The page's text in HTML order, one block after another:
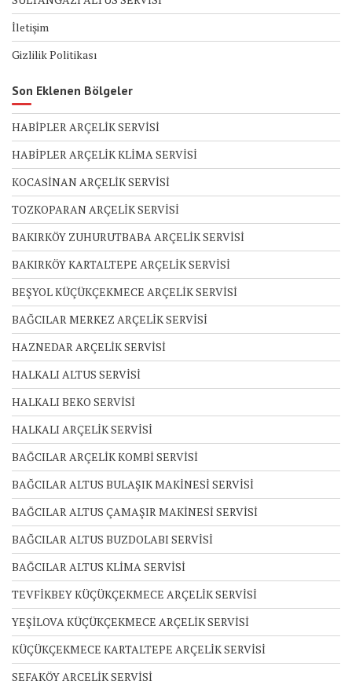
İletişim
Gizlilik Politikası
Son Eklenen Bölgeler
HABİPLER ARÇELİK SERVİSİ
HABİPLER ARÇELİK KLİMA SERVİSİ
KOCASİNAN ARÇELİK SERVİSİ
TOZKOPARAN ARÇELİK SERVİSİ
BAKIRKÖY ZUHURUTBABA ARÇELİK SERVİSİ
BAKIRKÖY KARTALTEPE ARÇELİK SERVİSİ
BEŞYOL KÜÇÜKÇEKMECE ARÇELİK SERVİSİ
BAĞCILAR MERKEZ ARÇELİK SERVİSİ
HAZNEDAR ARÇELİK SERVİSİ
HALKALI ALTUS SERVİSİ
HALKALI BEKO SERVİSİ
HALKALI ARÇELİK SERVİSİ
BAĞCILAR ARÇELİK KOMBİ SERVİSİ
BAĞCILAR ALTUS BULAŞIK MAKİNESİ SERVİSİ
BAĞCILAR ALTUS ÇAMAŞIR MAKİNESİ SERVİSİ
BAĞCILAR ALTUS BUZDOLABI SERVİSİ
BAĞCILAR ALTUS KLİMA SERVİSİ
TEVFİKBEY KÜÇÜKÇEKMECE ARÇELİK SERVİSİ
YEŞİLOVA KÜÇÜKÇEKMECE ARÇELİK SERVİSİ
KÜÇÜKÇEKMECE KARTALTEPE ARÇELİK SERVİSİ
SEFAKÖY ARÇELİK SERVİSİ